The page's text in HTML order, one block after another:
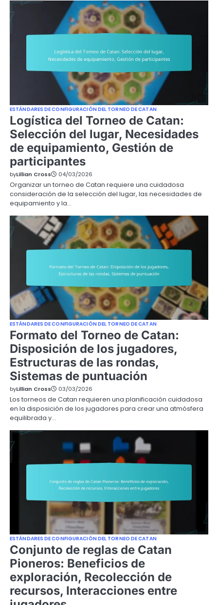
ESTÁNDARES DE CONFIGURACIÓN DEL TORNEO DE CATAN
Logística del Torneo de Catan:
Selección del lugar, Necesidades
de equipamiento, Gestión de
participantes
byLillian Cross 04/03/2026
Organizar un torneo de Catan requiere una cuidadosa
consideración de la selección del lugar, las necesidades de
equipamiento y la…
ESTÁNDARES DE CONFIGURACIÓN DEL TORNEO DE CATAN
Formato del Torneo de Catan:
Disposición de los jugadores,
Estructuras de las rondas,
Sistemas de puntuación
byLillian Cross 03/03/2026
Los torneos de Catan requieren una planificación cuidadosa
en la disposición de los jugadores para crear una atmósfera
equilibrada y…
ESTÁNDARES DE CONFIGURACIÓN DEL TORNEO DE CATAN
Conjunto de reglas de Catan
Pioneros: Beneficios de
exploración, Recolección de
recursos, Interacciones entre